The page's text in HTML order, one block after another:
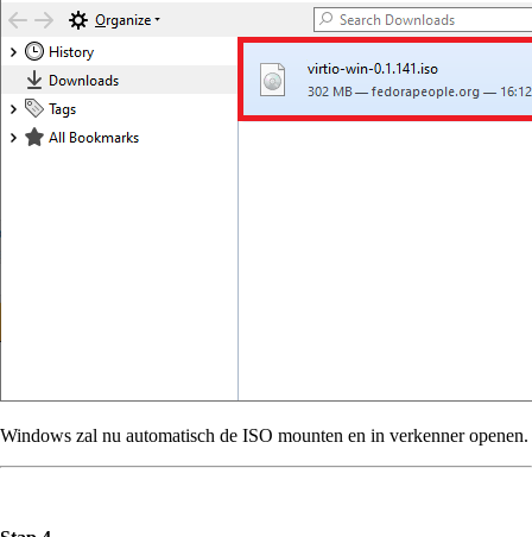
Windows zal nu automatisch de ISO mounten en in verkenner openen.